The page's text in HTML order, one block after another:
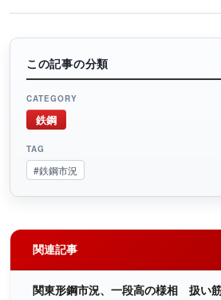
この記事の分類
CATEGORY
鉄鋼
TAG
#鉄鋼市況
関連記事
関東形鋼市況、一段高の様相 扱い